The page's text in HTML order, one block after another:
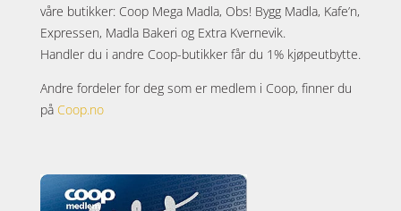
våre butikker: Coop Mega Madla, Obs! Bygg Madla, Kafe’n,
Expressen, Madla Bakeri og Extra Kvernevik.
Handler du i andre Coop-butikker får du 1% kjøpeutbytte.
Andre fordeler for deg som er medlem i Coop, finner du
på Coop.no